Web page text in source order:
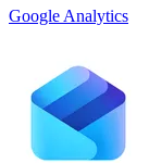
Google Analytics